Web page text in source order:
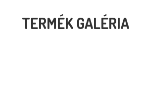
TERMÉK GALÉRIA